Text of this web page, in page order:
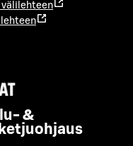
välilehteen
&